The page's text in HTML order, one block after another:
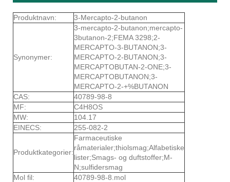
Produktnavn: 3-Mercapto-2-butanon
Synonymer:
3-mercapto-2-butanon;mercapto-
3butanon-2;FEMA 3298;2-
MERCAPTO-3-BUTANON;3-
MERCAPTO-2-BUTANON;3-
MERCAPTOBUTAN-2-ONE;3-
MERCAPTOBUTANON;3-
MERCAPTO-2-+%BUTANON
CAS:
40789-98-8
MF:
C4H8OS
MW:
104.17
EINECS:
255-082-2
Produktkategorier:
Farmaceutiske
råmaterialer;thiolsmag;Alfabetiske
lister;Smags- og duftstoffer;M-
N;sulfidersmag
Mol fil:
40789-98-8.mol